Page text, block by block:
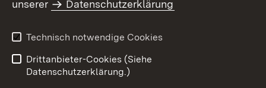
unserer
Datenschutzerklärung
Technisch notwendige Cookies
Drittanbieter-Cookies (Siehe
Datenschutzerklärung.)